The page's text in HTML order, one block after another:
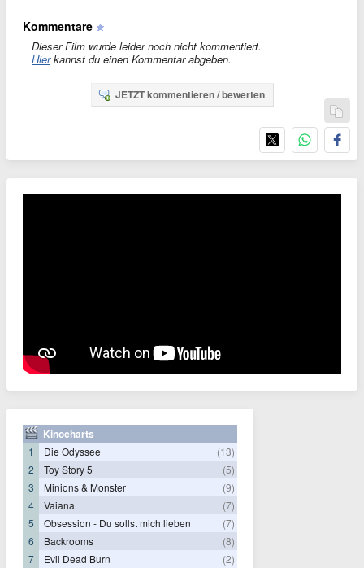
Kommentare
Dieser Film wurde leider noch nicht kommentiert.
Hierkannst du einen Kommentar abgeben.
JETZT kommentieren / bewerten
Kinocharts
1 Die Odyssee
(13)
2
Toy Story 5
(5)
3
Minions & Monster
(9)
4
Vaiana
(7)
5
Obsession - Du sollst mich lieben
(7)
6
Backrooms
(8)
7
Evil Dead Burn
(2)